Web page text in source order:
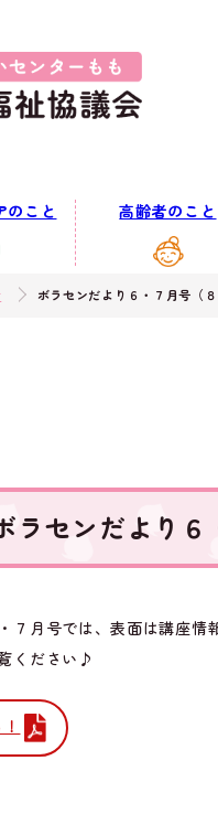
のこと 高齢者のこと
ボラセンだより６・７月号（
ラセンだより６
７月号では、表面は講座情
ください♪